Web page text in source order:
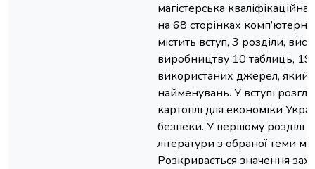
магістерська
на 68 сторінках
містить вступ, 3 розділи,
виробництву 10 таблиць, 19
використаних джерел, який
найменувань. У вступі
картоплі для економіки
безпеки. У першому розділі
літератури з обраної теми
Розкривається значення